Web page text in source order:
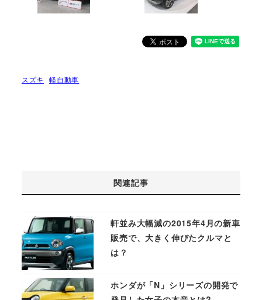
スズキ 軽自動車
関連記事
軒並み大幅減の2015年4月の新車
販売で、大きく伸びたクルマと
は？
ホンダが「N」シリーズの開発で